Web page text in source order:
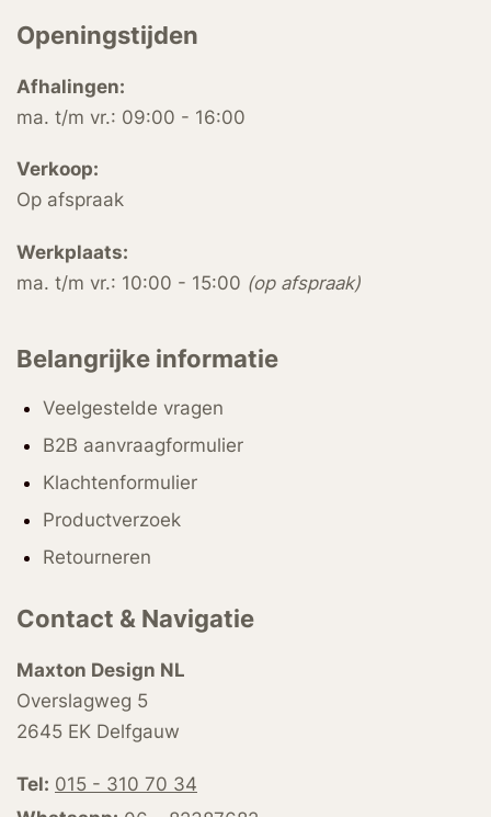
Openingstijden
Afhalingen:
ma. t/m vr.: 09:00 - 16:00
Verkoop:
Op afspraak
Werkplaats:
ma. t/m vr.: 10:00 - 15:00 (op afspraak)
Belangrijke informatie
Veelgestelde vragen
B2B aanvraagformulier
Klachtenformulier
Productverzoek
Retourneren
Contact & Navigatie
Maxton Design NL
Overslagweg 5
2645 EK Delfgauw
Tel: 015 - 310 70 34